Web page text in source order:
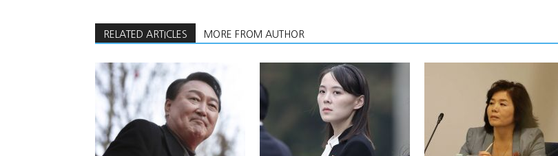
RELATED ARTICLES MORE FROM AUTHOR